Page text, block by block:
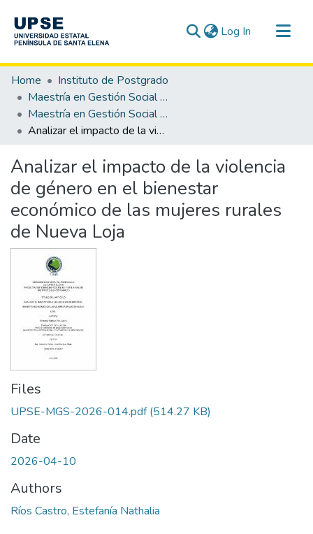
Log In (current)
Communities & Collections
All of DSpace
Statistics
Home
Instituto de Postgrado
Maestría en Gestión Social y Desarrollo
Maestría en Gestión Social y Desarrollo, Mención Desarrollo Local
Analizar el impacto de la violencia de género en el bienestar económico de las mujeres rurales de Nueva Loja
Analizar el impacto de la violencia
de género en el bienestar
económico de las mujeres rurales
de Nueva Loja
Files
UPSE-MGS-2026-014.pdf(514.27 KB)
Date
2026-04-10
Authors
Ríos Castro, Estefanía Nathalia